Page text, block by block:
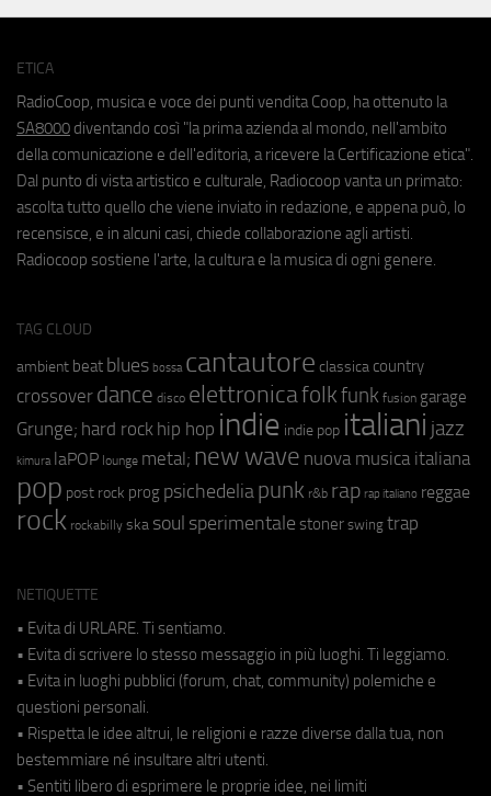
ETICA
RadioCoop, musica e voce dei punti vendita Coop, ha ottenuto la
SA8000 diventando così "la prima azienda al mondo, nell'ambito
della comunicazione e dell'editoria, a ricevere la Certificazione etica".
Dal punto di vista artistico e culturale, Radiocoop vanta un primato:
ascolta tutto quello che viene inviato in redazione, e appena può, lo
recensisce, e in alcuni casi, chiede collaborazione agli artisti.
Radiocoop sostiene l'arte, la cultura e la musica di ogni genere.
TAG CLOUD
ambient beat blues bossa cantautore classica country
crossover dance disco elettronicafolkfunk fusion garage
Grunge; hard rock hip hop indie indie pop italiani jazz
kimura laPOP lounge metal; new wave nuova musica italiana
pop post rock prog psichedeliapunk r&b rap rap italiano reggae
rock rockabilly ska soul sperimentale stoner swing trap
NETIQUETTE
• Evita di URLARE. Ti sentiamo.
• Evita di scrivere lo stesso messaggio in più luoghi. Ti leggiamo.
• Evita in luoghi pubblici (forum, chat, community) polemiche e
questioni personali.
• Rispetta le idee altrui, le religioni e razze diverse dalla tua, non
bestemmiare né insultare altri utenti.
• Sentiti libero di esprimere le proprie idee, nei limiti